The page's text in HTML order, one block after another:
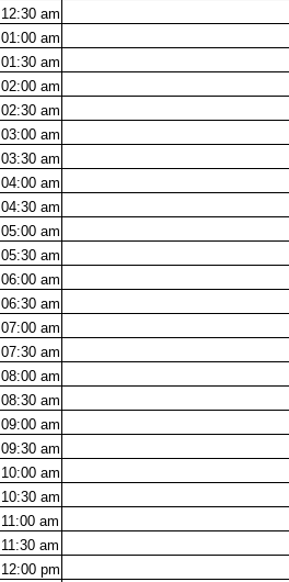
12:30 am
01:00 am
01:30 am
02:00 am
02:30 am
03:00 am
03:30 am
04:00 am
04:30 am
05:00 am
05:30 am
06:00 am
06:30 am
07:00 am
07:30 am
08:00 am
08:30 am
09:00 am
09:30 am
10:00 am
10:30 am
11:00 am
11:30 am
12:00 pm